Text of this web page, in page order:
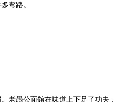
弯路。
老愚公面馆在味道上下足了功夫，